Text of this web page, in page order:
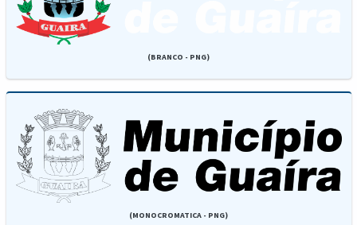
(BRANCO - PNG)
(MONOCROMATICA - PNG)